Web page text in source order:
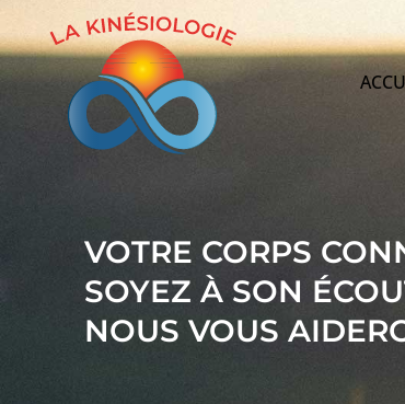
au
contenu
VOTRE CORPS
SOYEZ À SON
NOUS VOUS